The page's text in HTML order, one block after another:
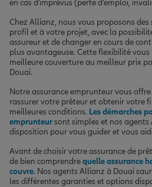
en cas d'imprévus (perte d'emploi,
Chez Allianz, nous vous proposons
profil et à votre projet, avec la
assureur et de changer en cours de
plus avantageuse. Cette flexibilité
meilleure couverture au meilleur prix
Douai.
Notre assurance emprunteur vous
rassurer votre prêteur et obtenir votre
meilleures conditions. Les démarches
emprunteursont simples et nos
disposition pour vous guider et vous
Avant de choisir votre assurance de
de bien comprendrequelle assurance
couvre. Nos agents Allianz à Douai
les différentes garanties et options